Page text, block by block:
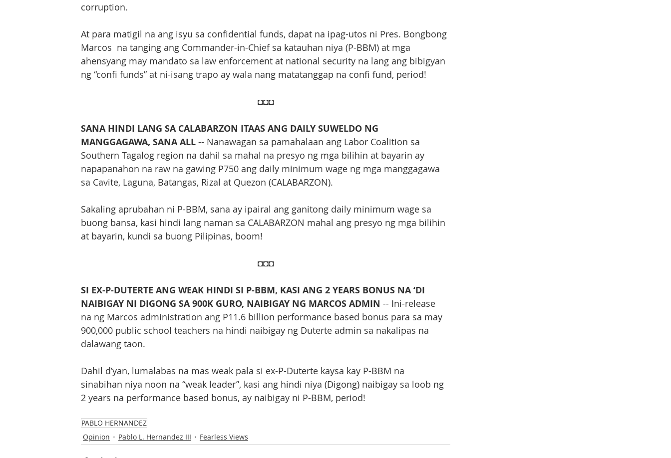
corruption.
At para matigil na ang isyu sa confidential funds, dapat na ipag-utos ni Pres. Bongbong
Marcos  na tanging ang Commander-in-Chief sa katauhan niya (P-BBM) at mga
ahensyang may mandato sa law enforcement at national security na lang ang bibigyan
ng “confi funds” at ni-isang trapo ay wala nang matatanggap na confi fund, period!
◘◘◘
SANA HINDI LANG SA CALABARZON ITAAS ANG DAILY SUWELDO NG
MANGGAGAWA, SANA ALL -- Nanawagan sa pamahalaan ang Labor Coalition sa
Southern Tagalog region na dahil sa mahal na presyo ng mga bilihin at bayarin ay
napapanahon na raw na gawing P750 ang daily minimum wage ng mga manggagawa
sa Cavite, Laguna, Batangas, Rizal at Quezon (CALABARZON).
Sakaling aprubahan ni P-BBM, sana ay ipairal ang ganitong daily minimum wage sa
buong bansa, kasi hindi lang naman sa CALABARZON mahal ang presyo ng mga bilihin
at bayarin, kundi sa buong Pilipinas, boom!
◘◘◘
SI EX-P-DUTERTE ANG WEAK HINDI SI P-BBM, KASI ANG 2 YEARS BONUS NA ‘DI
NAIBIGAY NI DIGONG SA 900K GURO, NAIBIGAY NG MARCOS ADMIN -- Ini-release
na ng Marcos administration ang P11.6 billion performance based bonus para sa may
900,000 public school teachers na hindi naibigay ng Duterte admin sa nakalipas na
dalawang taon.
Dahil d’yan, lumalabas na mas weak pala si ex-P-Duterte kaysa kay P-BBM na
sinabihan niya noon na “weak leader”, kasi ang hindi niya (Digong) naibigay sa loob ng
2 years na performance based bonus, ay naibigay ni P-BBM, period!
PABLO HERNANDEZ
Opinion
Pablo L. Hernandez III Fearless Views